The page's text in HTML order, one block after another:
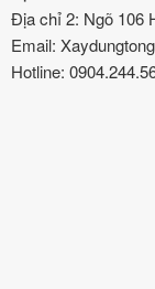
Địa chỉ 2: Ngõ 106
Email:
Hotline: